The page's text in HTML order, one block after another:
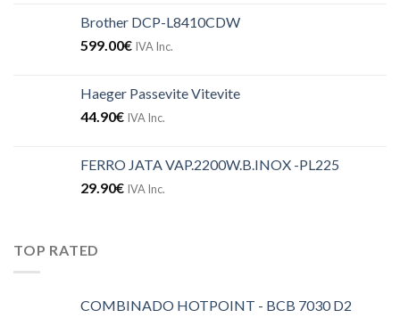
Brother DCP-L8410CDW
599.00€ IVA Inc.
Haeger Passevite Vitevite
44.90€ IVA Inc.
FERRO JATA VAP.2200W.B.INOX -PL225
29.90€ IVA Inc.
TOP RATED
COMBINADO HOTPOINT - BCB 7030 D2